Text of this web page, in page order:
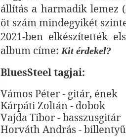
állítás a harmadik lemez (
öt szám mindegyikét
2021-ben elkészítették
album címe: Kit érdekel?
BluesSteel tagjai:
Vámos Péter - gitár, ének
Kárpáti Zoltán - dobok
Vajda Tibor - basszusgitár
Horváth András - billentyű